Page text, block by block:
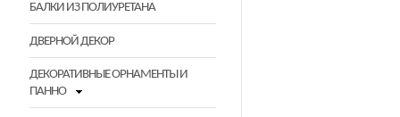
БАЛКИ ИЗ ПОЛИУРЕТАНА
ДВЕРНОЙ ДЕКОР
ДЕКОРАТИВНЫЕ ОРНАМЕНТЫ И
ПАННО